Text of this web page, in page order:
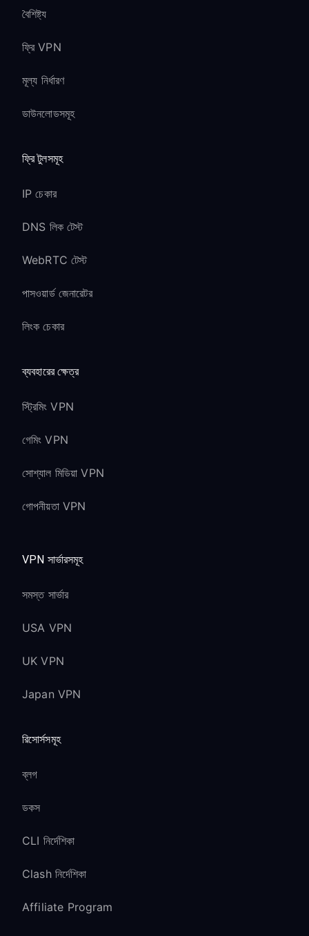
বৈশিষ্ট্য
ফ্রি VPN
মূল্য নির্ধারণ
ডাউনলোডসমূহ
ফ্রি টুলসমূহ
IP চেকার
DNS লিক টেস্ট
WebRTC টেস্ট
পাসওয়ার্ড জেনারেটর
লিংক চেকার
ব্যবহারের ক্ষেত্র
স্ট্রিমিং VPN
গেমিং VPN
সোশ্যাল মিডিয়া VPN
গোপনীয়তা VPN
VPN সার্ভারসমূহ
সমস্ত সার্ভার
USA VPN
UK VPN
Japan VPN
রিসোর্সসমূহ
ব্লগ
ডকস
CLI নির্দেশিকা
Clash নির্দেশিকা
Affiliate Program